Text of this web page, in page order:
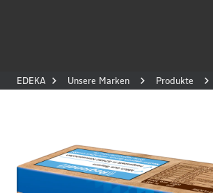
EDEKA Unsere Marken Produkte